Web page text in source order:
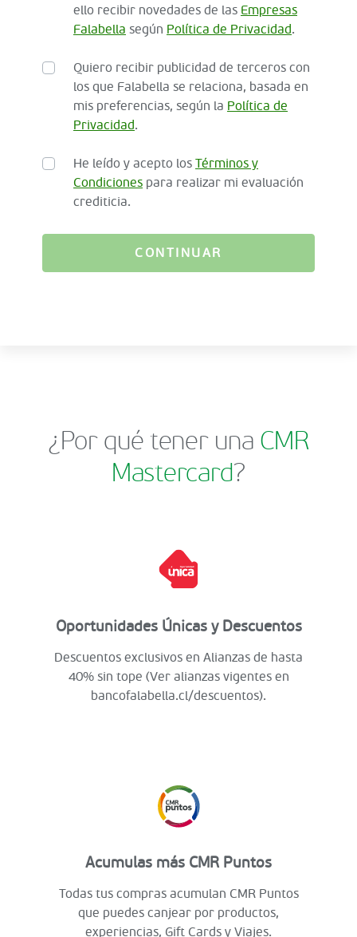
ello recibir novedades de las Empresas
Falabella según Política de Privacidad.
Quiero recibir publicidad de terceros con
los que Falabella se relaciona, basada en
mis preferencias, según la Política de
Privacidad.
He leído y acepto los Términos y
Condiciones para realizar mi evaluación
crediticia.
CONTINUAR
¿Por qué tener una CMR
Mastercard?
Oportunidades Únicas y Descuentos
Descuentos exclusivos en Alianzas de hasta
40% sin tope (Ver alianzas vigentes en
bancofalabella.cl/descuentos).
Acumulas más CMR Puntos
Todas tus compras acumulan CMR Puntos
que puedes canjear por productos,
experiencias, Gift Cards y Viajes.